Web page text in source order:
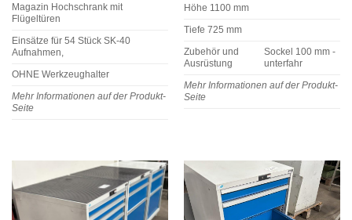
Magazin Hochschrank mit
Flügeltüren
Einsätze für 54 Stück SK-40
Aufnahmen,
OHNE Werkzeughalter
Mehr Informationen auf der Produkt-
Seite
Höhe 1100 mm
Tiefe 725 mm
Zubehör und
Ausrüstung
Sockel 100 mm -
unterfahr
Mehr Informationen auf der Produkt-
Seite